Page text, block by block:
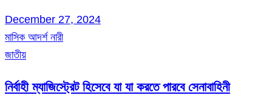
December 27, 2024
মাসিক আদর্শ নারী
জাতীয়
নির্বাহী ম্যাজিস্ট্রেট হিসেবে যা যা করতে পারবে সেনাবাহিনী